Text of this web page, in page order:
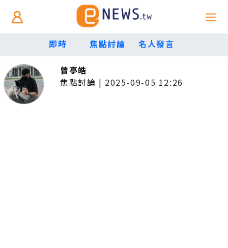
即時 焦點討論 名人發言
曾亭皓
焦點討論 | 2025-09-05 12:26